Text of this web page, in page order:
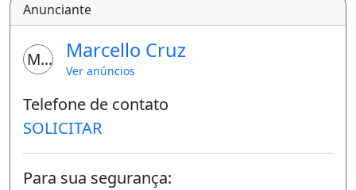
Anunciante
MC Marcello Cruz
Ver anúncios
Telefone de contato
SOLICITAR
Para sua segurança: